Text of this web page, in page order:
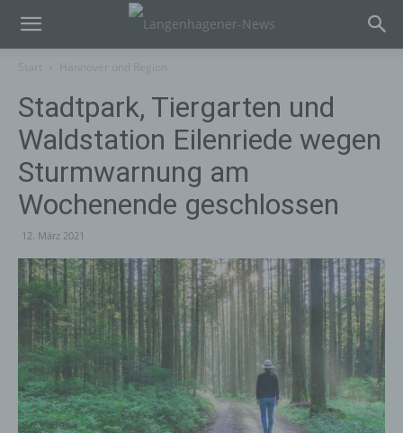
Stadtpark, Tiergarten und
Waldstation Eilenriede wegen
Sturmwarnung am
Wochenende geschlossen
12. März 2021